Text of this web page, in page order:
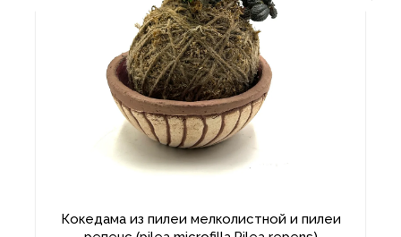
Кокедама из пилеи мелколистной и пилеи